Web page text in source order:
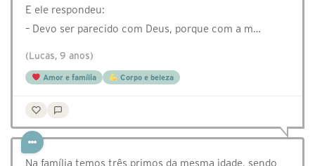
E ele respondeu:
– Devo ser parecido com Deus, porque com a m…
(Lucas, 9 anos)
Amor e família Corpo e beleza
Na família temos três primos da mesma idade, sendo